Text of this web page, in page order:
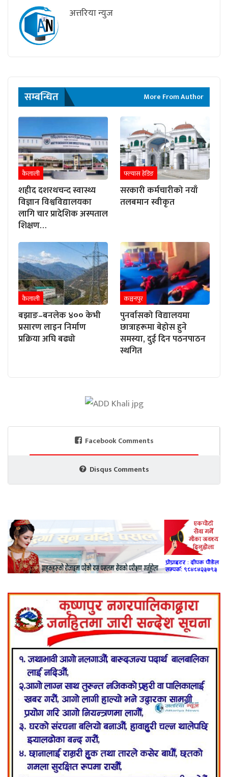
अत्तरिया न्युज
सम्बन्धित More From Author
कैलाली
शहीद दशरथचन्द स्वास्थ्य
विज्ञान विश्वविद्यालयका
लागि चार प्रादेशिक अस्पताल
शिक्षण…
फ्ल्यास हेडिङ
सरकारी कर्मचारीको नयाँ
तलबमान स्वीकृत
कैलाली
बझाङ–बनलेक ४०० केभी
प्रसारण लाइन निर्माण
प्रक्रिया अघि बढ्यो
कञ्चनपुर
पुनर्वासको विद्यालयमा
छात्राहरूमा बेहोस हुने
समस्या, दुई दिन पठनपाठन
स्थगित
Facebook Comments
Disqus Comments